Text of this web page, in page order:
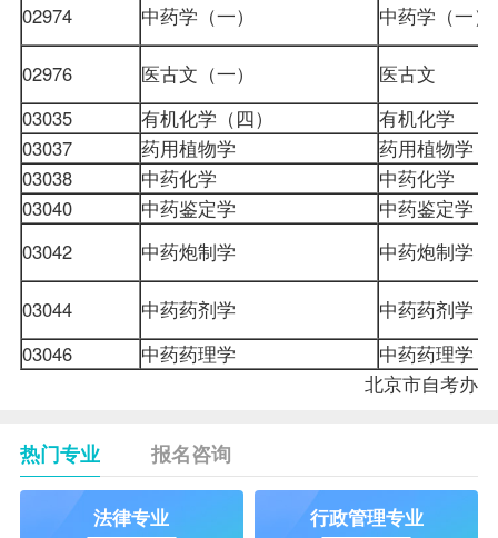
02974 中药学（一） 中药学（一
02976 医古文（一）
医古文
03035
有机化学（四）
有机化学
03037
药用植物学
药用植物学
03038
中药化学
中药化学
03040
中药鉴定学
中药鉴定学
03042
中药炮制学 中药炮制学
03044 中药药剂学
中药药剂学
03046
中药药理学
中药药理学
北京市自考办
热门专业 报名咨询
法律专业 行政管理专业